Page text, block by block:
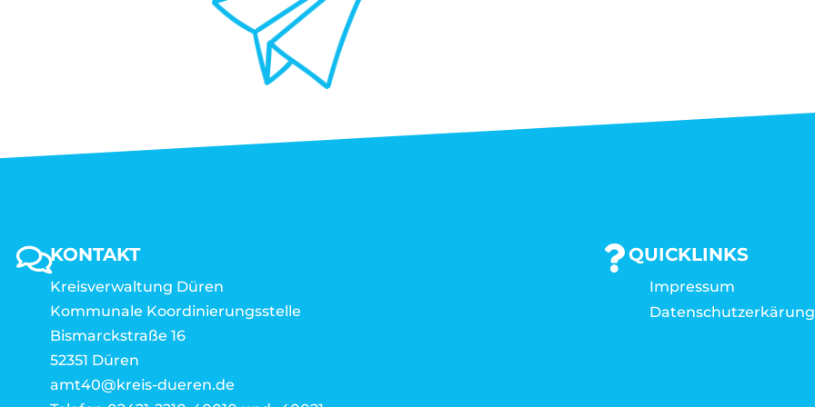
KONTAKT
Kreisverwaltung Düren
Kommunale Koordinierungsstelle
Bismarckstraße 16
52351 Düren
amt40@kreis-dueren.de
QUICKLINKS
Impressum
Datenschutzerkärung